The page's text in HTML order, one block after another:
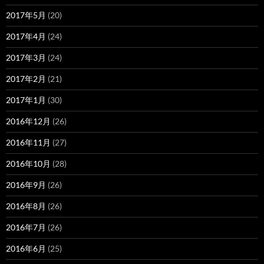
2017年5月 (20)
2017年4月 (24)
2017年3月 (24)
2017年2月 (21)
2017年1月 (30)
2016年12月 (26)
2016年11月 (27)
2016年10月 (28)
2016年9月 (26)
2016年8月 (26)
2016年7月 (26)
2016年6月 (25)